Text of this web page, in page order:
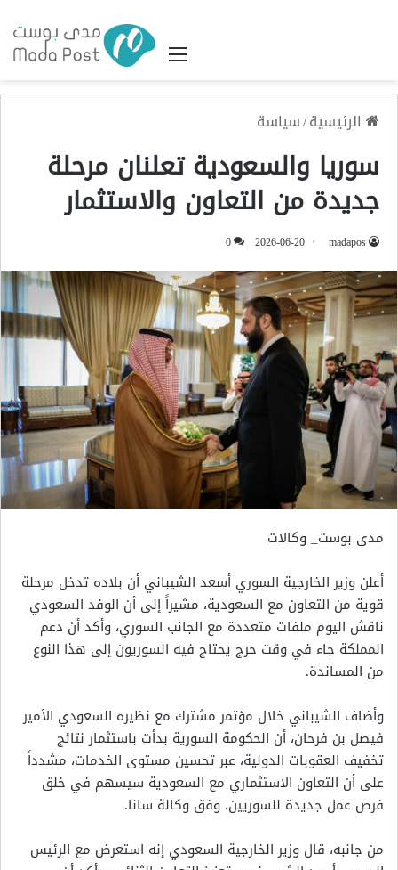
القائمة
الرئيسية/سياسة
سوريا والسعودية تعلنان مرحلة
جديدة من التعاون والاستثمار
madapos
2026-06-20
0
مدى بوست_ وكالات
أعلن وزير الخارجية السوري أسعد الشيباني أن بلاده تدخل مرحلة
قوية من التعاون مع السعودية، مشيراً إلى أن الوفد السعودي
ناقش اليوم ملفات متعددة مع الجانب السوري، وأكد أن دعم
المملكة جاء في وقت حرج يحتاج فيه السوريون إلى هذا النوع
من المساندة.
وأضاف الشيباني خلال مؤتمر مشترك مع نظيره السعودي الأمير
فيصل بن فرحان، أن الحكومة السورية بدأت باستثمار نتائج
تخفيف العقوبات الدولية، عبر تحسين مستوى الخدمات، مشدداً
على أن التعاون الاستثماري مع السعودية سيسهم في خلق
فرص عمل جديدة للسوريين. وفق وكالة سانا.
من جانبه، قال وزير الخارجية السعودي إنه استعرض مع الرئيس